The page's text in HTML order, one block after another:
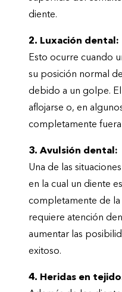
diente.
2. Luxación dental:
Esto ocurre cuando
su posición normal
debido a un golpe.
aflojarse o, en
completamente
3. Avulsión dental:
Una de las
en la cual un diente
completamente de
requiere atención
aumentar las
exitoso.
4. Heridas en